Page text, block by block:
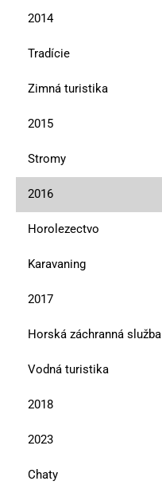
2014
Tradície
Zimná turistika
2015
Stromy
2016
Horolezectvo
Karavaning
2017
Horská záchranná služba
Vodná turistika
2018
2023
Chaty